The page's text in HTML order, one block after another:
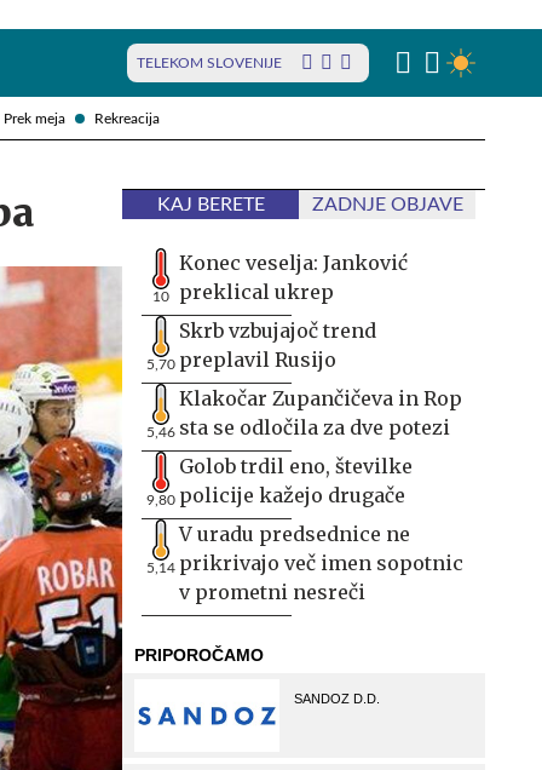
Prek meja Rekreacija
TELEKOM SLOVENIJE
KAJ BERETE ZADNJE OBJAVE
10
Konec veselja: Janković
preklical ukrep
5,70
Skrb vzbujajoč trend
preplavil Rusijo
5,46
Klakočar Zupančičeva in Rop
sta se odločila za dve potezi
9,80
Golob trdil eno, številke
policije kažejo drugače
5,14
V uradu predsednice ne
prikrivajo več imen sopotnic
v prometni nesreči